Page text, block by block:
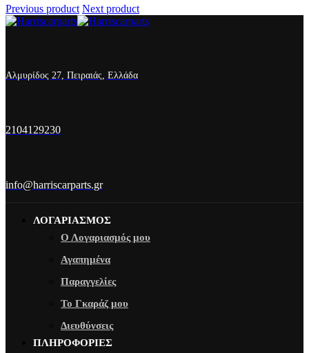
Previous product Next product
Αλμυρίδος 27, Πειραιάς, Ελλάδα
2104129230
info@harriscarparts.gr
ΛΟΓΑΡΙΑΣΜΟΣ
Ο Λογαριασμός μου
Αγαπημένα
Παραγγελίες
Το Γκαράζ μου
Διευθύνσεις
ΠΛΗΡΟΦΟΡΙΕΣ